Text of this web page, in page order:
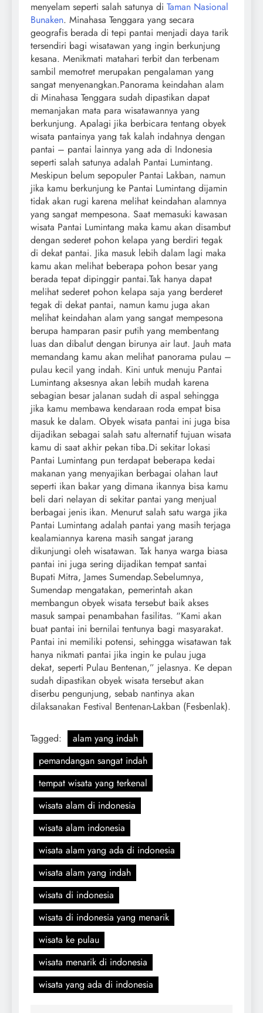
menyelam seperti salah satunya di Taman Nasional
Bunaken. Minahasa Tenggara yang secara
geografis berada di tepi pantai menjadi daya tarik
tersendiri bagi wisatawan yang ingin berkunjung
kesana. Menikmati matahari terbit dan terbenam
sambil memotret merupakan pengalaman yang
sangat menyenangkan.Panorama keindahan alam
di Minahasa Tenggara sudah dipastikan dapat
memanjakan mata para wisatawannya yang
berkunjung. Apalagi jika berbicara tentang obyek
wisata pantainya yang tak kalah indahnya dengan
pantai – pantai lainnya yang ada di Indonesia
seperti salah satunya adalah Pantai Lumintang.
Meskipun belum sepopuler Pantai Lakban, namun
jika kamu berkunjung ke Pantai Lumintang dijamin
tidak akan rugi karena melihat keindahan alamnya
yang sangat mempesona. Saat memasuki kawasan
wisata Pantai Lumintang maka kamu akan disambut
dengan sederet pohon kelapa yang berdiri tegak
di dekat pantai. Jika masuk lebih dalam lagi maka
kamu akan melihat beberapa pohon besar yang
berada tepat dipinggir pantai.Tak hanya dapat
melihat sederet pohon kelapa saja yang berderet
tegak di dekat pantai, namun kamu juga akan
melihat keindahan alam yang sangat mempesona
berupa hamparan pasir putih yang membentang
luas dan dibalut dengan birunya air laut. Jauh mata
memandang kamu akan melihat panorama pulau –
pulau kecil yang indah. Kini untuk menuju Pantai
Lumintang aksesnya akan lebih mudah karena
sebagian besar jalanan sudah di aspal sehingga
jika kamu membawa kendaraan roda empat bisa
masuk ke dalam. Obyek wisata pantai ini juga bisa
dijadikan sebagai salah satu alternatif tujuan wisata
kamu di saat akhir pekan tiba.Di sekitar lokasi
Pantai Lumintang pun terdapat beberapa kedai
makanan yang menyajikan berbagai olahan laut
seperti ikan bakar yang dimana ikannya bisa kamu
beli dari nelayan di sekitar pantai yang menjual
berbagai jenis ikan. Menurut salah satu warga jika
Pantai Lumintang adalah pantai yang masih terjaga
kealamiannya karena masih sangat jarang
dikunjungi oleh wisatawan. Tak hanya warga biasa
pantai ini juga sering dijadikan tempat santai
Bupati Mitra, James Sumendap.Sebelumnya,
Sumendap mengatakan, pemerintah akan
membangun obyek wisata tersebut baik akses
masuk sampai penambahan fasilitas. “Kami akan
buat pantai ini bernilai tentunya bagi masyarakat.
Pantai ini memiliki potensi, sehingga wisatawan tak
hanya nikmati pantai jika ingin ke pulau juga
dekat, seperti Pulau Bentenan,” jelasnya. Ke depan
sudah dipastikan obyek wisata tersebut akan
diserbu pengunjung, sebab nantinya akan
dilaksanakan Festival Bentenan-Lakban (Fesbenlak).
Tagged:
alam yang indah
pemandangan sangat indah
tempat wisata yang terkenal
wisata alam di indonesia
wisata alam indonesia
wisata alam yang ada di indonesia
wisata alam yang indah
wisata di indonesia
wisata di indonesia yang menarik
wisata ke pulau
wisata menarik di indonesia
wisata yang ada di indonesia